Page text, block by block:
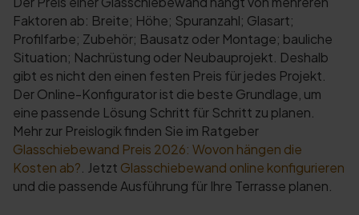
Faktoren ab: Breite; Höhe; Spuranzahl; Glasart;
Profilfarbe; Zubehör; Bausatz oder Montage; bauliche
Situation; Nachrüstung oder Neubauprojekt. Deshalb
gibt es nicht den einen festen Preis für jedes Projekt.
Der Online-Konfigurator ist die beste Grundlage, um
eine passende Lösung Schritt für Schritt zu planen.
Mehr zur Preislogik finden Sie im Ratgeber
Glasschiebewand Preis 2026: Wovon hängen die
Kosten ab? . Jetzt Glasschiebewand online konfigurieren
und die passende Ausführung für Ihre Terrasse planen.